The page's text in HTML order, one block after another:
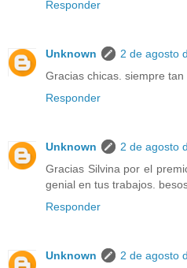
Responder
Unknown
2 de agosto
Gracias chicas. siempre tan
Responder
Unknown
2 de agosto
Gracias Silvina por el
genial en tus trabajos.
Responder
Unknown
2 de agosto